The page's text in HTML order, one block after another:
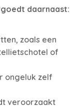
daarnaast:
zoals een
of
ongeluk zelf
veroorzaakt